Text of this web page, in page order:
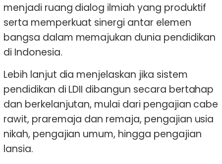
menjadi ruang dialog ilmiah yang produktif
serta memperkuat sinergi antar elemen
bangsa dalam memajukan dunia pendidikan
di Indonesia.
Lebih lanjut dia menjelaskan jika sistem
pendidikan di LDII dibangun secara bertahap
dan berkelanjutan, mulai dari pengajian cabe
rawit, praremaja dan remaja, pengajian usia
nikah, pengajian umum, hingga pengajian
lansia.